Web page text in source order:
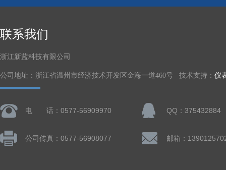
联系我们
浙江新蓝科技有限公司
公司地址：浙江省温州市经济技术开发区金海一道460号 技术支持： 仪
电 话：0577-56909970 QQ：375432884
公司传真：0577-56908077